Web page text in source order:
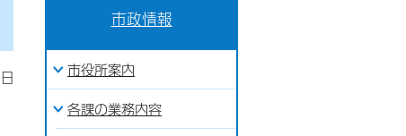
市政情報
市役所案内
各課の業務内容